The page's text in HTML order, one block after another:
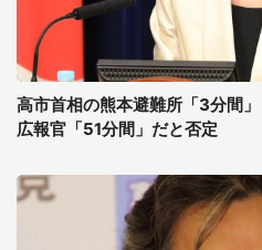
高市首相の熊本避難所「3分間
広報官「51分間」だと否定